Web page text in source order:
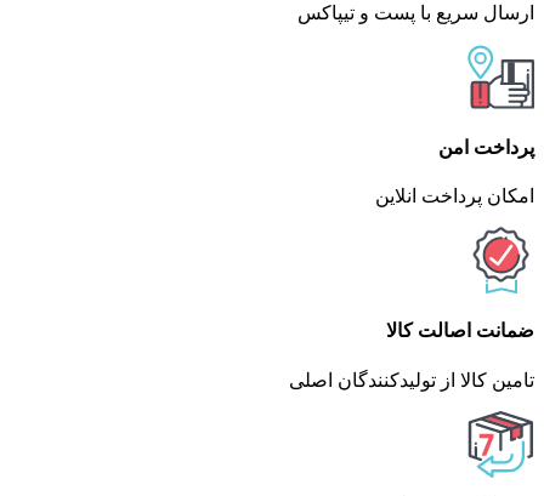
ارسال سریع با پست و تیپاکس
پرداخت امن
امکان پرداخت انلاین
ضمانت اصالت کالا
تامین کالا از تولیدکنندگان اصلی